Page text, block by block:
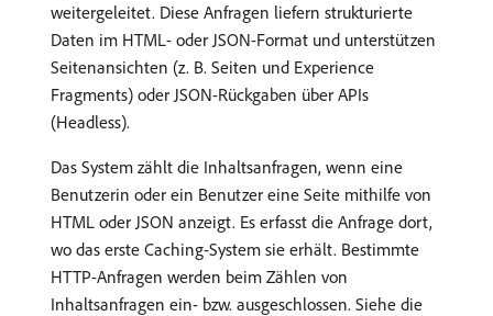
weitergeleitet. Diese Anfragen liefern strukturierte
Daten im HTML- oder JSON-Format und unterstützen
Seitenansichten (z. B. Seiten und Experience
Fragments) oder JSON-Rückgaben über APIs
(Headless).
Das System zählt die Inhaltsanfragen, wenn eine
Benutzerin oder ein Benutzer eine Seite mithilfe von
HTML oder JSON anzeigt. Es erfasst die Anfrage dort,
wo das erste Caching-System sie erhält. Bestimmte
HTTP-Anfragen werden beim Zählen von
Inhaltsanfragen ein- bzw. ausgeschlossen. Siehe die